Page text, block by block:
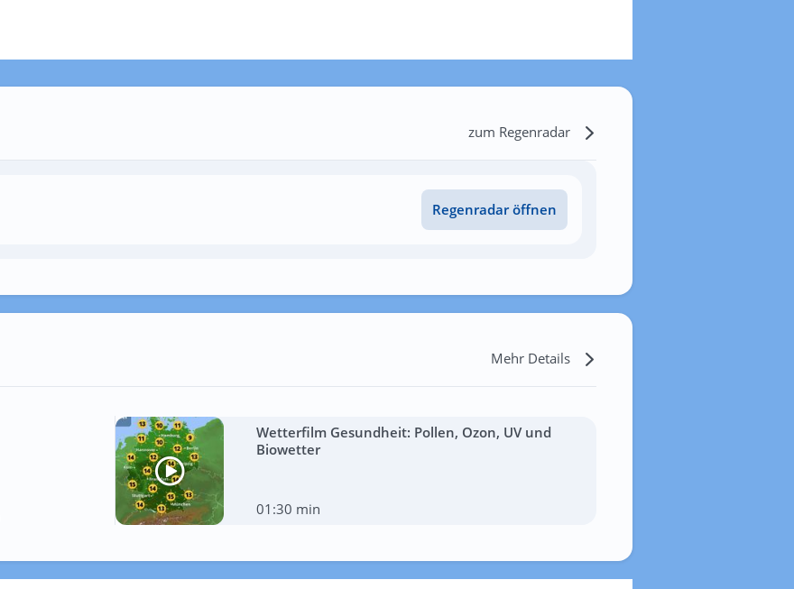
zum Regenradar
Regenradar öffnen
Mehr Details
Wetterfilm Gesundheit: Pollen, Ozon, UV und
Biowetter
01:30 min